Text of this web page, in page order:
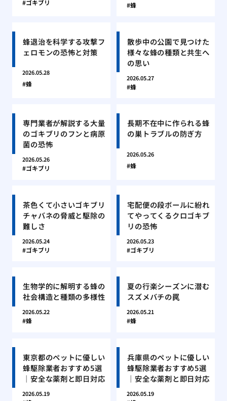
ゴキブリ 蜂
蜂退治を科学する攻撃フ
ェロモンの恐怖と対策
2026.05.28
蜂
散歩中の公園で見つけた
様々な蜂の種類と共生へ
の思い
2026.05.27
蜂
専門業者が解説する大量
のゴキブリのフンと病原
菌の恐怖
2026.05.26
ゴキブリ
長期不在中に作られる蜂
の巣トラブルの防ぎ方
2026.05.26
蜂
茶色くて小さいゴキブリ
チャバネの脅威と駆除の
難しさ
2026.05.24
ゴキブリ
宅配便の段ボールに紛れ
てやってくるクロゴキブ
リの恐怖
2026.05.23
ゴキブリ
生物学的に解明する蜂の
社会構造と種類の多様性
2026.05.22
蜂
夏の行楽シーズンに潜む
スズメバチの罠
2026.05.21
蜂
東京都のペットに優しい
蜂駆除業者おすすめ5選
｜安全な薬剤と即日対応
2026.05.19
兵庫県のペットに優しい
蜂駆除業者おすすめ5選
｜安全な薬剤と即日対応
2026.05.19